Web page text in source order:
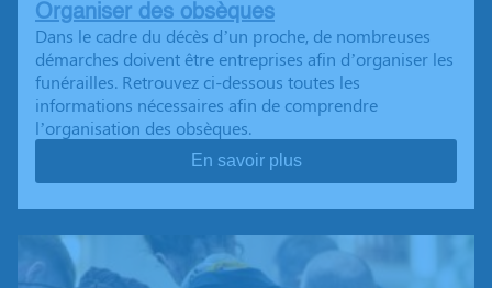
Organiser des obsèques
Dans le cadre du décès d’un proche, de nombreuses
démarches doivent être entreprises afin d’organiser les
funérailles. Retrouvez ci-dessous toutes les
informations nécessaires afin de comprendre
l’organisation des obsèques.
En savoir plus